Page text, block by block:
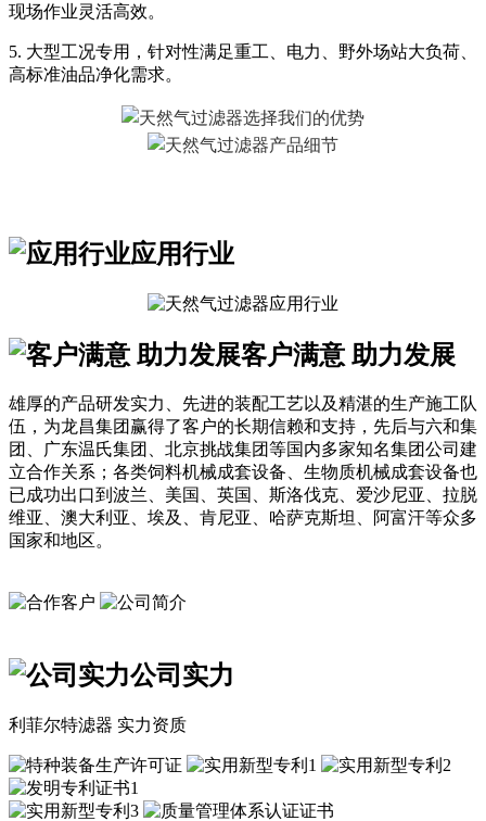
现场作业灵活高效。
5. 大型工况专用，针对性满足重工、电力、野外场站大负荷、
高标准油品净化需求。
应用行业
客户满意 助力发展
雄厚的产品研发实力、先进的装配工艺以及精湛的生产施工队
伍，为龙昌集团赢得了客户的长期信赖和支持，先后与六和集
团、广东温氏集团、北京挑战集团等国内多家知名集团公司建
立合作关系；各类饲料机械成套设备、生物质机械成套设备也
已成功出口到波兰、美国、英国、斯洛伐克、爱沙尼亚、拉脱
维亚、澳大利亚、埃及、肯尼亚、哈萨克斯坦、阿富汗等众多
国家和地区。
公司实力
利菲尔特滤器 实力资质